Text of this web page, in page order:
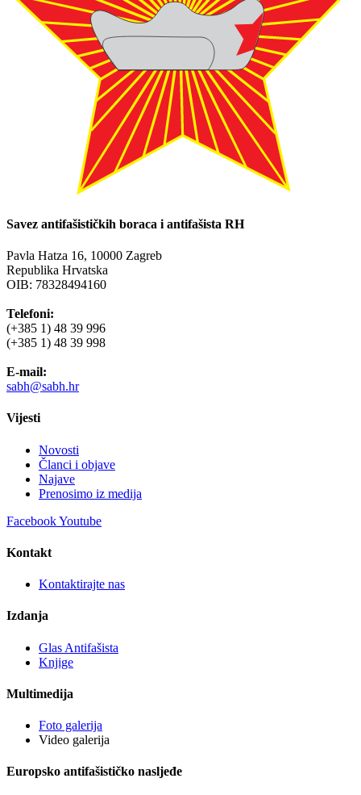
Savez antifašističkih boraca i antifašista RH
Pavla Hatza 16, 10000 Zagreb
Republika Hrvatska
OIB: 78328494160
Telefoni:
(+385 1) 48 39 996
(+385 1) 48 39 998
E-mail:
sabh@sabh.hr
Vijesti
Novosti
Članci i objave
Najave
Prenosimo iz medija
FacebookYoutube
Kontakt
Kontaktirajte nas
Izdanja
Glas Antifašista
Knjige
Multimedija
Foto galerija
Video galerija
Europsko antifašističko nasljeđe